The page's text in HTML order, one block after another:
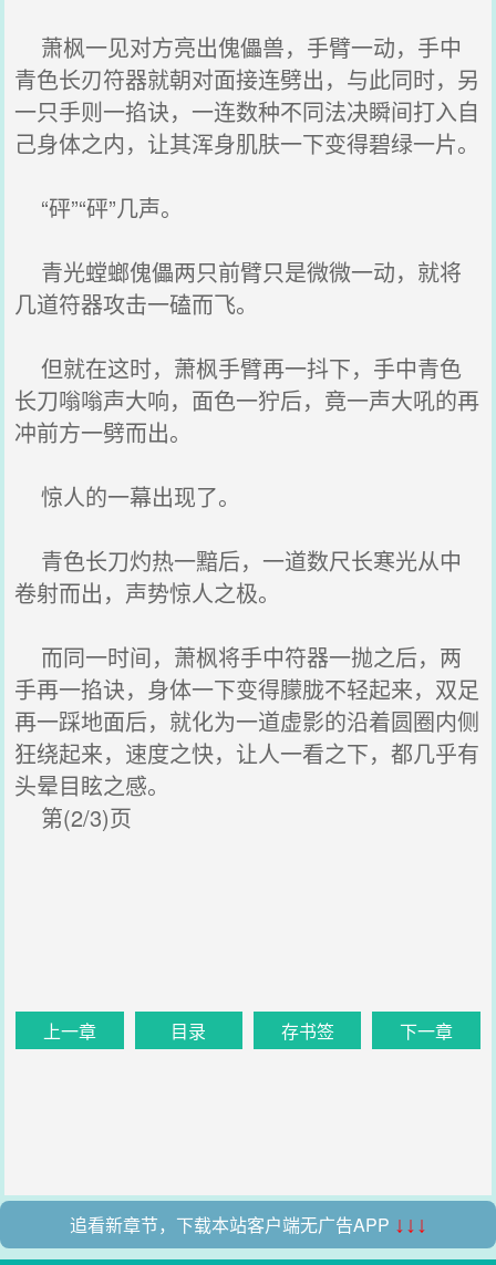
萧枫一见对方亮出傀儡兽，手臂一动，手中
青色长刃符器就朝对面接连劈出，与此同时，另
一只手则一掐诀，一连数种不同法决瞬间打入自
己身体之内，让其浑身肌肤一下变得碧绿一片。
“砰”“砰”几声。
青光螳螂傀儡两只前臂只是微微一动，就将
几道符器攻击一磕而飞。
但就在这时，萧枫手臂再一抖下，手中青色
长刀嗡嗡声大响，面色一狞后，竟一声大吼的再
冲前方一劈而出。
惊人的一幕出现了。
青色长刀灼热一黯后，一道数尺长寒光从中
卷射而出，声势惊人之极。
而同一时间，萧枫将手中符器一抛之后，两
手再一掐诀，身体一下变得朦胧不轻起来，双足
再一踩地面后，就化为一道虚影的沿着圆圈内侧
狂绕起来，速度之快，让人一看之下，都几乎有
头晕目眩之感。
第(2/3)页
上一章 目录 存书签 下一章
追看新章节，下载本站客户端无广告APP ↓↓↓